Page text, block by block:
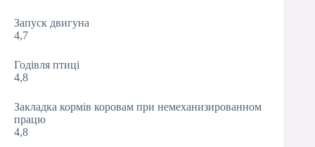
Запуск двигуна
4,7
Годівля птиці
4,8
Закладка кормів коровам при немеханизированном
працю
4,8